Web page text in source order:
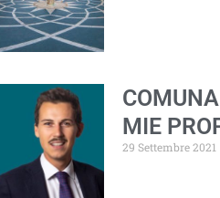
MIE
29 Settembre 2021